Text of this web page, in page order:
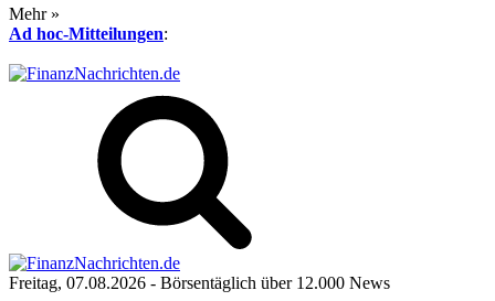
Mehr »
Ad hoc-Mitteilungen:
Freitag, 07.08.2026 - Börsentäglich über 12.000 News